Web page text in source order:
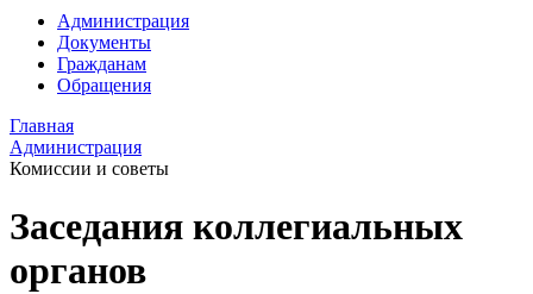
Администрация
Документы
Гражданам
Обращения
Главная
Администрация
Комиссии и советы
Заседания коллегиальных
органов